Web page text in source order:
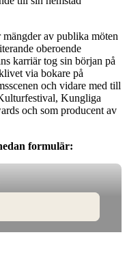
av publika möten
oberoende
karriär tog sin början på
via bokare på
och vidare med till
Kungliga
och som producent av
formulär: